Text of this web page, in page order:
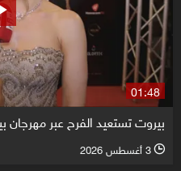
01:48
بيروت تستعيد الفرح عبر مهرجان
l 3 أغسطس 2026